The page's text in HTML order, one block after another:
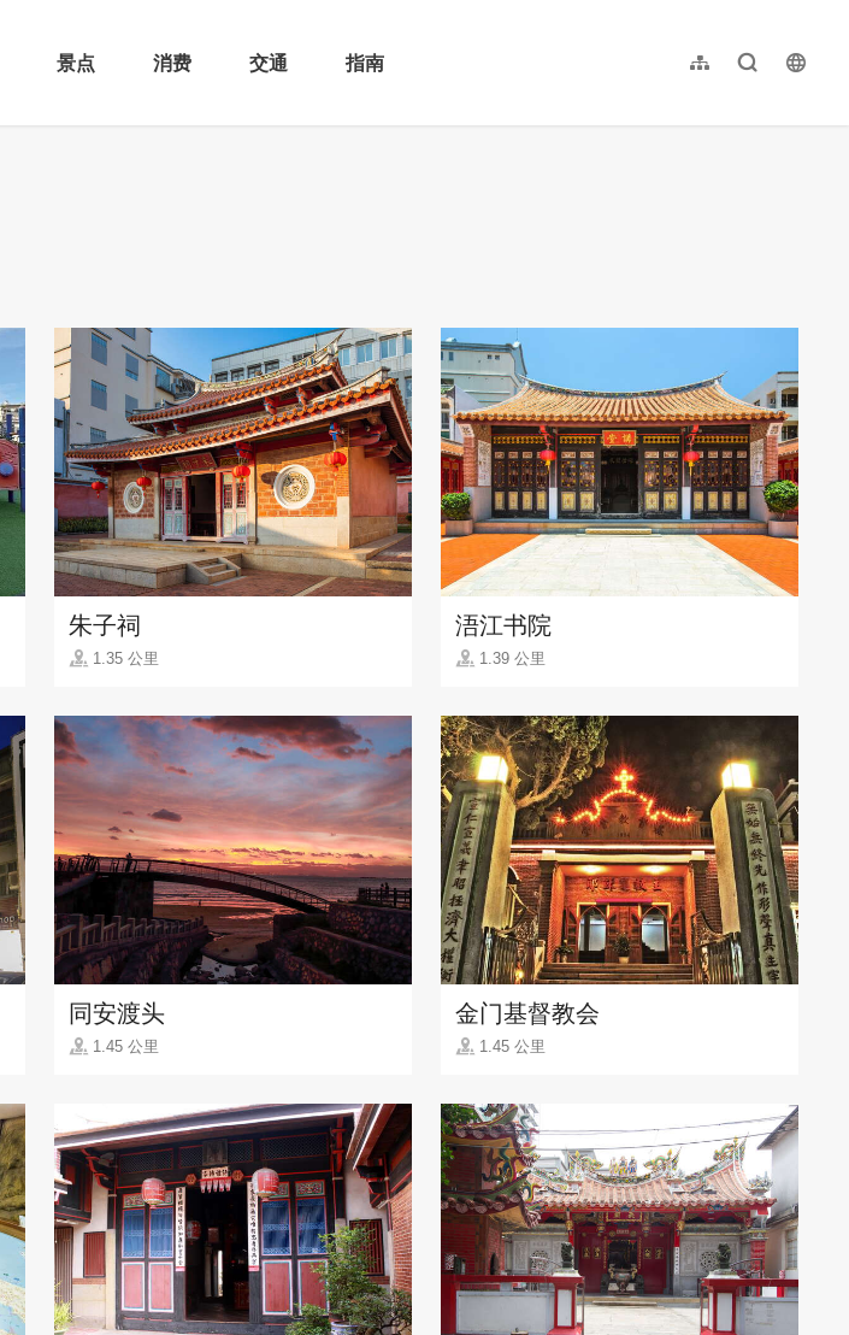
景点 消费 交通 指南 网站导览全文检索
繁體中文
朱子祠
1.35 公里
浯江书院
1.39 公里
同安渡头
1.45 公里
金门基督教会
1.45 公里